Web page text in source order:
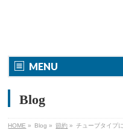
MENU
Blog
HOME » Blog » 節約 » チューブタイプ